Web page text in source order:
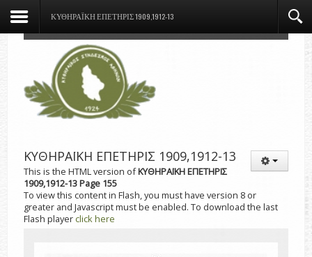
ΚΥΘΗΡΑΪΚΗ ΕΠΕΤΗΡΙΣ 1909,1912-13
ΚΥΘΗΡΑΪΚΗ ΕΠΕΤΗΡΙΣ 1909,1912-13
This is the HTML version ofΚΥΘΗΡΑΪΚΗ ΕΠΕΤΗΡΙΣ
1909,1912-13 Page 155
To view this content in Flash, you must have version 8 or
greater and Javascript must be enabled. To download the last
Flash player click here